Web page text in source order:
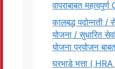
वापराबाबत महत्वपुर्ण
कालबद्ध पदोन्नती /
योजना / सुधारित
योजना प्रयोजन
घरभाडे भत्ता ( HRA